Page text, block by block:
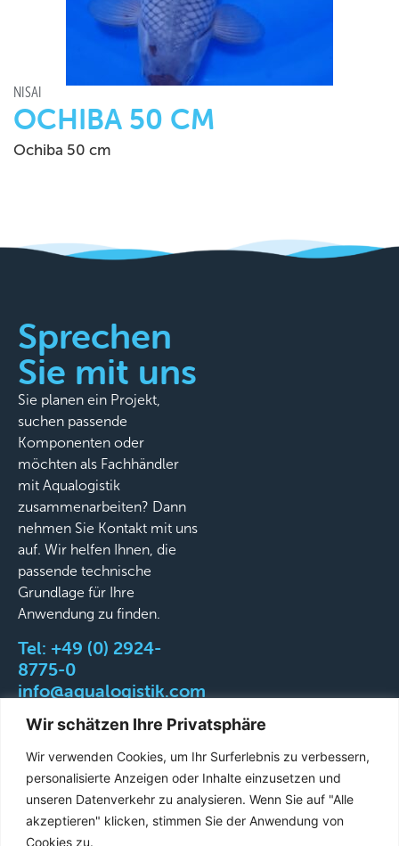
Wir schätzen Ihre Privatsphäre
Wir verwenden Cookies, um Ihr Surferlebnis zu verbessern,
personalisierte Anzeigen oder Inhalte einzusetzen und
unseren Datenverkehr zu analysieren. Wenn Sie auf "Alle
akzeptieren" klicken, stimmen Sie der Anwendung von
Cookies zu.
NISAI
OCHIBA 50 CM
Ochiba 50 cm
Sprechen
Sie mit uns
Sie planen ein Projekt,
suchen passende
Komponenten oder
möchten als Fachhändler
mit Aqualogistik
zusammenarbeiten? Dann
nehmen Sie Kontakt mit uns
auf. Wir helfen Ihnen, die
passende technische
Grundlage für Ihre
Anwendung zu finden.
Tel: +49 (0) 2924-
8775-0
info@aqualogistik.com
©
2026
Aqualogistik.
AGB Impressum Datenschutz
Liefer-&
Versandbedingungen